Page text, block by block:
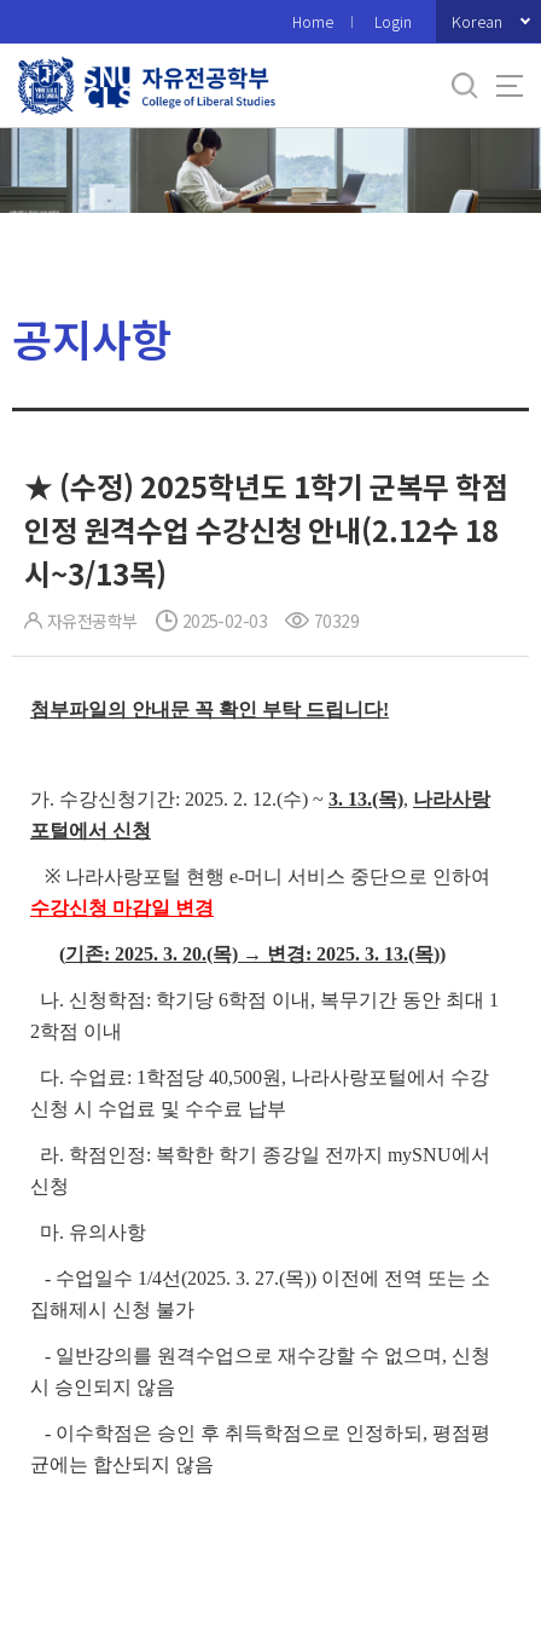
로
메
Home Login Korean
공지사항
★ (수정) 2025학년도 1학기 군복무 학점
인정 원격수업 수강신청 안내(2.12수 18
시~3/13목)
자유전공학부 2025-02-03 70329
첨부파일의 안내문 꼭 확인 부탁 드립니다!
가. 수강신청기간: 2025. 2. 12.(수) ~ 3. 13.(목), 나라사랑
포털에서 신청
※ 나라사랑포털 현행 e-머니 서비스 중단으로 인하여
수강신청 마감일 변경
(기존: 2025. 3. 20.(목) → 변경: 2025. 3. 13.(목))
나. 신청학점: 학기당 6학점 이내, 복무기간 동안 최대 1
2학점 이내
다. 수업료: 1학점당 40,500원, 나라사랑포털에서 수강
신청 시 수업료 및 수수료 납부
라. 학점인정: 복학한 학기 종강일 전까지 mySNU에서
신청
마. 유의사항
- 수업일수 1/4선(2025. 3. 27.(목)) 이전에 전역 또는 소
집해제시 신청 불가
- 일반강의를 원격수업으로 재수강할 수 없으며, 신청
시 승인되지 않음
- 이수학점은 승인 후 취득학점으로 인정하되, 평점평
균에는 합산되지 않음